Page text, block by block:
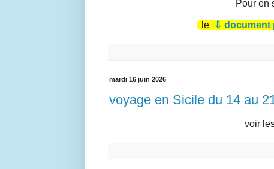
Pour en
le ⇩ document
mardi 16 juin 2026
voyage en Sicile du 14 au
voir